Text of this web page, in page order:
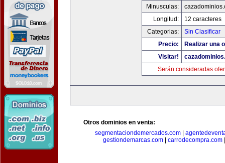
Minusculas:
Longitud:
12 caracteres
Categorias:
Sin Clasificar
Precio:
Realizar una
Visitar!
Serán consideradas
Otros dominios en venta:
segmentaciondemercados.com
gestiondemarcas.com
carrodecompra.com